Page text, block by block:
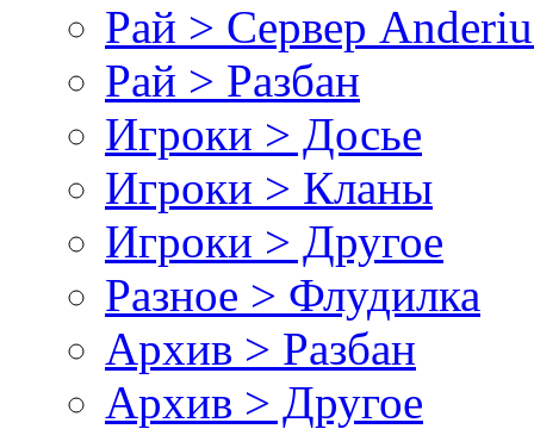
Рай > Сервер
Рай > Разбан
Игроки > Досье
Игроки > Кланы
Игроки > Другое
Разное > Флудилка
Архив > Разбан
Архив > Другое